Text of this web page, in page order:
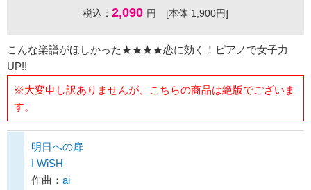
税込： 2,090 円 [本体 1,900円]
こんな楽譜がほしかった★★★★恋に効く！ピアノで女子力
UP!!
※大変申し訳ありませんが、こちらの商品は絶版でございま
す。
明日への扉
I WiSH
作曲： ai